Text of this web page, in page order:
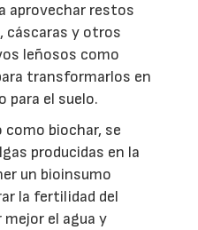
aprovechar restos
cáscaras y otros
leñosos como
transformarlos en
para el suelo.
como biochar, se
producidas en la
un bioinsumo
la fertilidad del
mejor el agua y